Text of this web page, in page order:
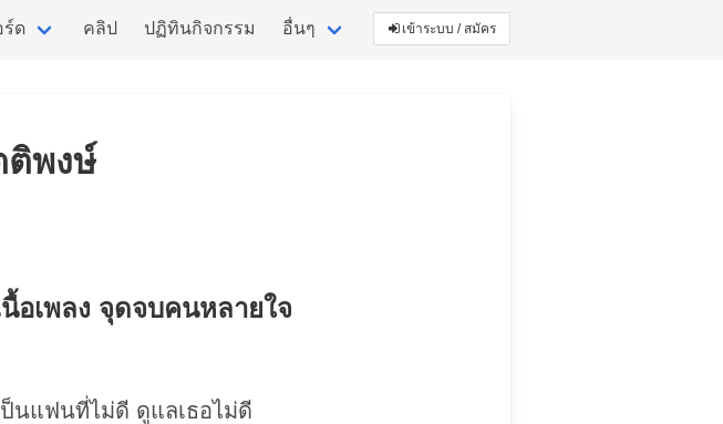
ร์ด คลิป ปฏิทินกิจกรรม อื่นๆ เข้าระบบ / สมัคร
ติพงษ์
นื้อเพลง จุดจบคนหลายใจ
ป็นแฟนที่ไม่ดี ดูแลเธอไม่ดี